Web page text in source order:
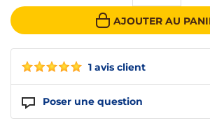
1 avis client
Poser une question
AJOUTER AU